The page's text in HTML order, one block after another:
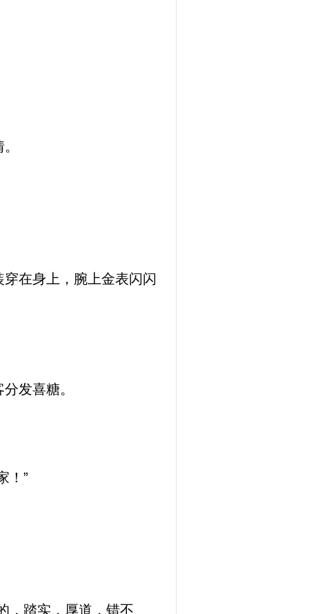
在身上，腕上金表闪闪
发喜糖。
！”
，踏实，厚道，错不